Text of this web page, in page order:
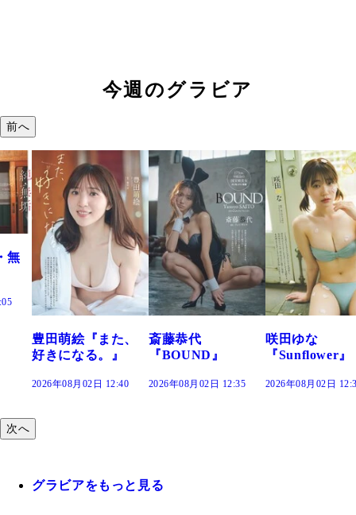
今週のグラビア
前へ
斎藤恭代
『BOUND』
2026年08月02日 12:35
咲田ゆな
『Sunflower』
2026年08月02日 12:30
藤水咲桜『花
だまり』
2026年08月02日
次へ
グラビアをもっと見る